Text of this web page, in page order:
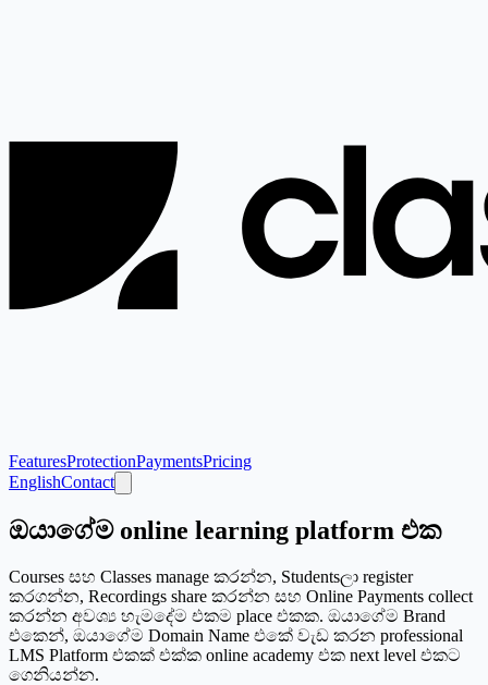
FeaturesProtectionPaymentsPricing
EnglishContact
ඔයාගේම online learning platform එක
Courses සහ Classes manage කරන්න, Studentsලා register
කරගන්න, Recordings share කරන්න සහ Online Payments collect
කරන්න අවශ්‍ය හැමදේම එකම place එකක. ඔයාගේම Brand
එකෙන්, ඔයාගේම Domain Name එකේ වැඩ කරන professional
LMS Platform එකක් එක්ක online academy එක next level එකට
ගෙනියන්න.